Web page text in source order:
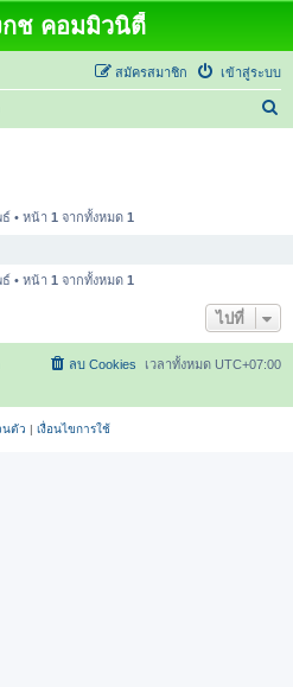
ช คอมมิวนิตี้
เข้าสู่ระบบ
สมัครสมาชิก
• หน้า 1 จากทั้งหมด 1
• หน้า 1 จากทั้งหมด 1
ไปที่
เวลาทั้งหมด UTC+07:00
ลบ Cookies
นตัว | เงื่อนไขการใช้